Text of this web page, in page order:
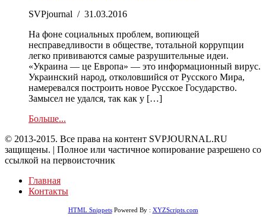
SVPjournal / 31.03.2016
На фоне социальных проблем, вопиющей
несправедливости в обществе, тотальной коррупции
легко прививаются самые разрушительные идеи.
«Украина — це Европа» — это информационный вирус.
Украинский народ, отколовшийся от Русского Мира,
намеревался построить новое Русское Государство.
Замысел не удался, так как у […]
Больше...
© 2013-2015. Все права на контент SVPJOURNAL.RU
защищены. | Полное или частичное копирование разрешено со
ссылкой на первоисточник
Главная
Контакты
HTML SnippetsPowered By : XYZScripts.com